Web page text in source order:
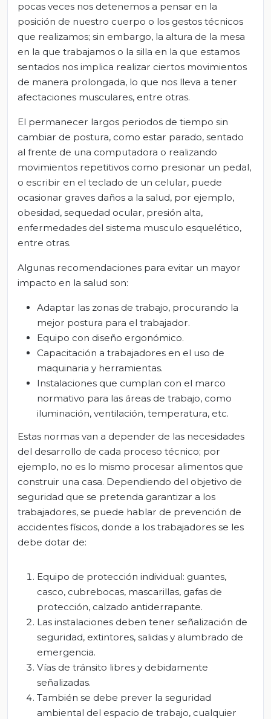
pocas veces nos detenemos a pensar en la
posición de nuestro cuerpo o los gestos técnicos
que realizamos; sin embargo, la altura de la mesa
en la que trabajamos o la silla en la que estamos
sentados nos implica realizar ciertos movimientos
de manera prolongada, lo que nos lleva a tener
afectaciones musculares, entre otras.
El permanecer largos periodos de tiempo sin
cambiar de postura, como estar parado, sentado
al frente de una computadora o realizando
movimientos repetitivos como presionar un pedal,
o escribir en el teclado de un celular, puede
ocasionar graves daños a la salud, por ejemplo,
obesidad, sequedad ocular, presión alta,
enfermedades del sistema musculo esquelético,
entre otras.
Algunas recomendaciones para evitar un mayor
impacto en la salud son:
Adaptar las zonas de trabajo, procurando la
mejor postura para el trabajador.
Equipo con diseño ergonómico.
Capacitación a trabajadores en el uso de
maquinaria y herramientas.
Instalaciones que cumplan con el marco
normativo para las áreas de trabajo, como
iluminación, ventilación, temperatura, etc.
Estas normas van a depender de las necesidades
del desarrollo de cada proceso técnico; por
ejemplo, no es lo mismo procesar alimentos que
construir una casa. Dependiendo del objetivo de
seguridad que se pretenda garantizar a los
trabajadores, se puede hablar de prevención de
accidentes físicos, donde a los trabajadores se les
debe dotar de:
Equipo de protección individual: guantes,
casco, cubrebocas, mascarillas, gafas de
protección, calzado antiderrapante.
Las instalaciones deben tener señalización de
seguridad, extintores, salidas y alumbrado de
emergencia.
Vías de tránsito libres y debidamente
señalizadas.
También se debe prever la seguridad
ambiental del espacio de trabajo, cualquier